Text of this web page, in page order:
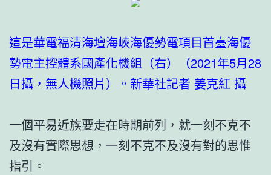
這是華電福清海壇海峽海優勢電項目首臺海優
勢電主控體系國產化機組（右）（2021年5月28
日攝，無人機照片）。新華社記者 姜克紅 攝
一個平易近族要走在時期前列，就一刻不克不
及沒有實際思想，一刻不克不及沒有對的思惟
指引。